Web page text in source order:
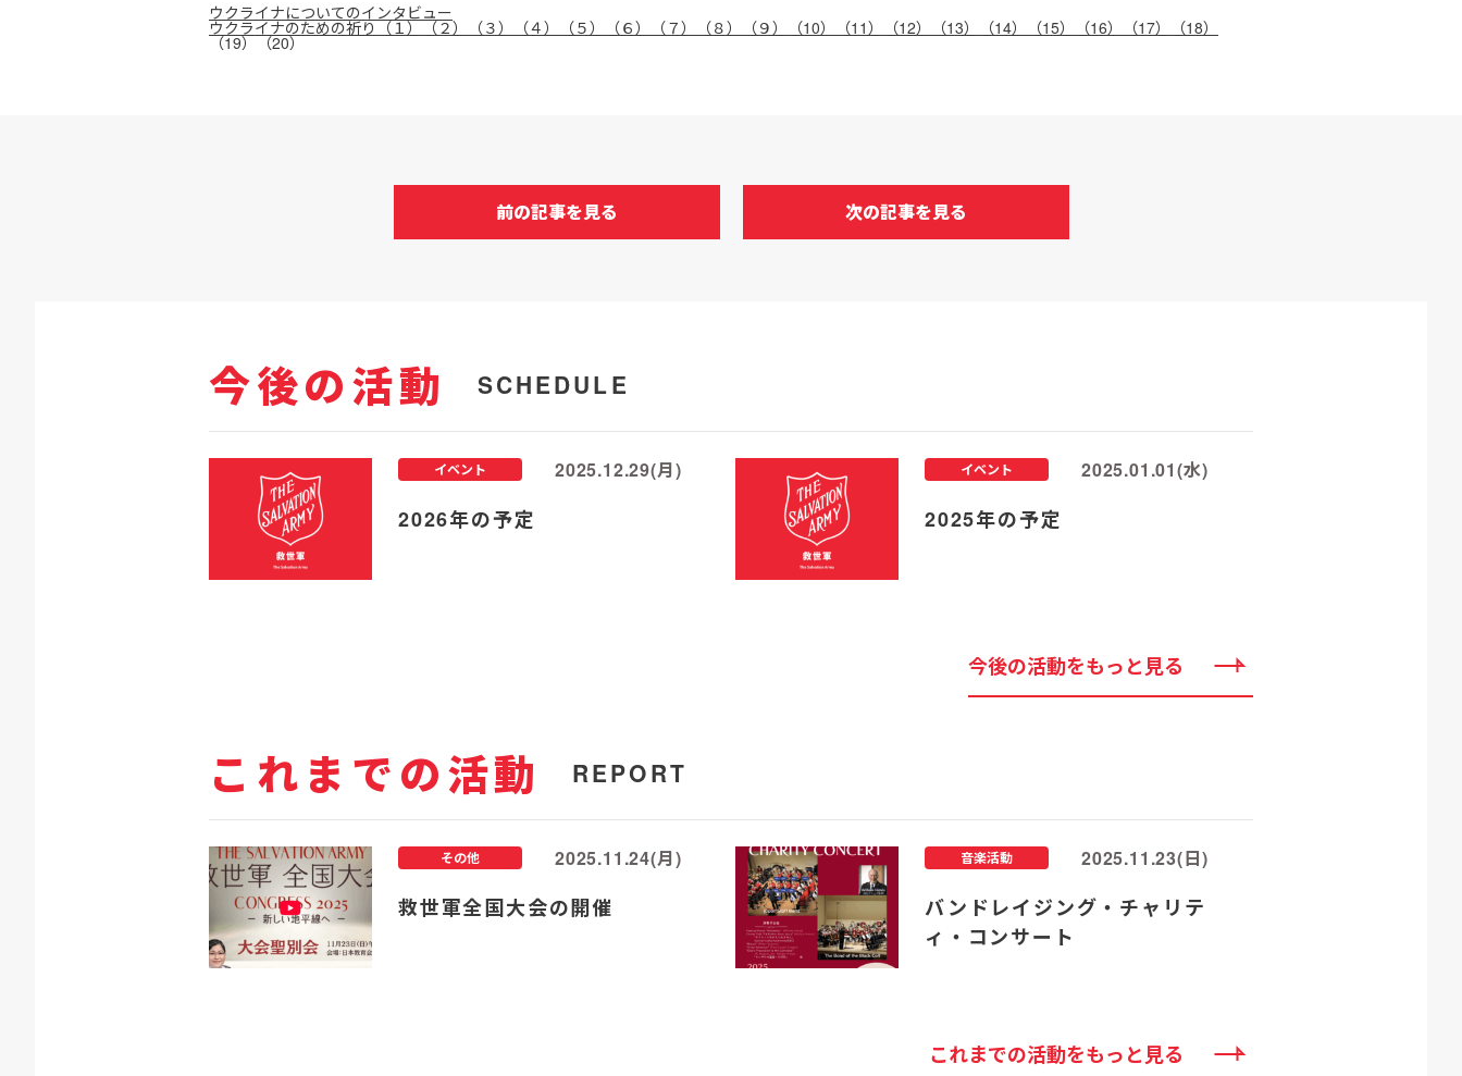
ウクライナについてのインタビュー
ウクライナのための祈り（１）（２） （３） （４） （５） （６） （７） （８） （９） （10） （11） （12） （13） （14） （15） （16） （17） （18）
（19）（20）
前の記事を見る 次の記事を見る
今後の活動 SCHEDULE
2026年の予定
イベント 2025.12.29(月)
2025年の予定
イベント 2025.01.01(水)
今後の活動をもっと見る
これまでの活動 REPORT
救世軍全国大会の開催
その他 2025.11.24(月)
バンドレイジング・チャリテ
ィ・コンサート
音楽活動 2025.11.23(日)
これまでの活動をもっと見る